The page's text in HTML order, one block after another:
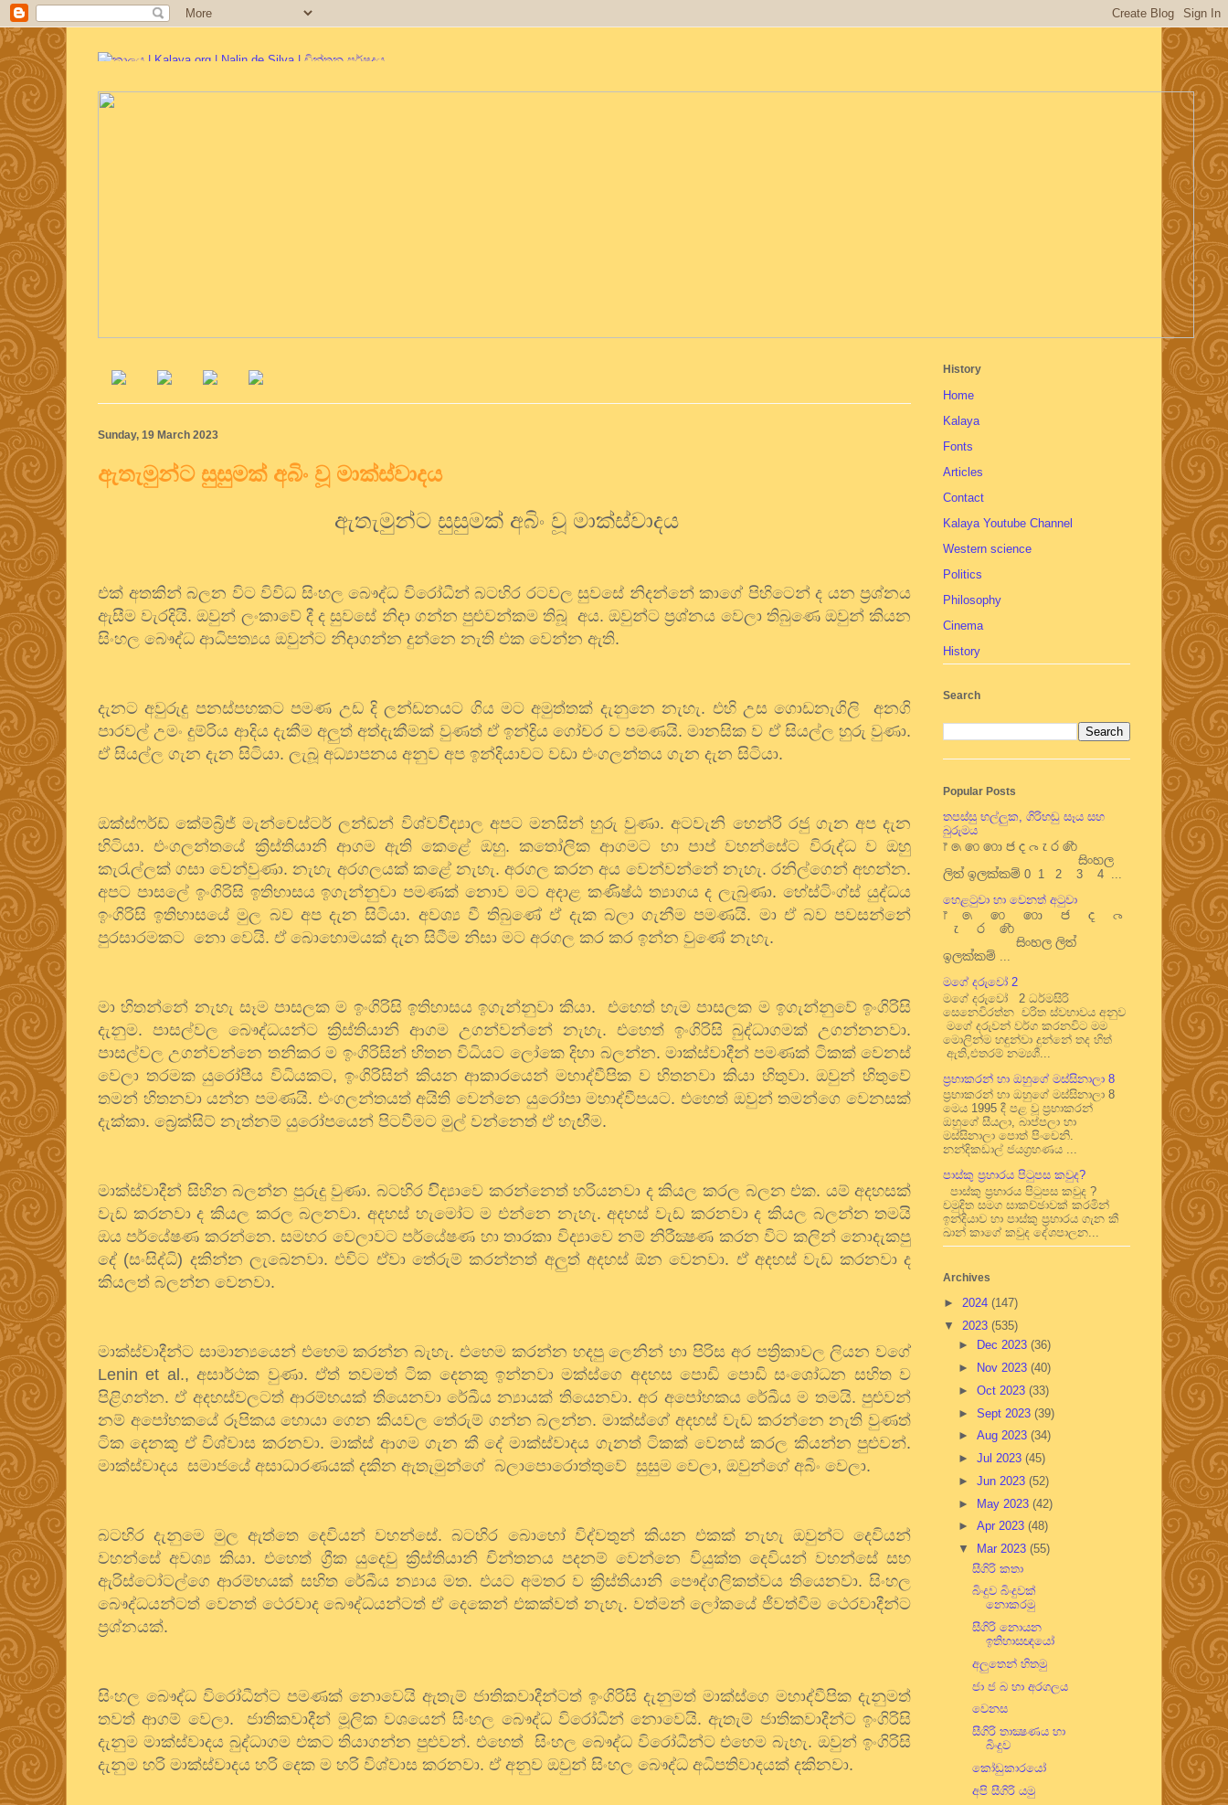
Sunday, 19 March 2023
ඇතැමුන්ට සුසුමක් අබිං වූ මාක්ස්වාදය
ඇතැමුන්ට සුසුමක් අබිං වූ මාක්ස්වාදය
එක් අතකින් බලන විට විවිධ සිංහල බෞද්ධ විරෝධීන් බටහිර රටවල සුවසේ නිදන්නේ කාගේ පිහිටෙන් ද යන ප්‍රශ්නය
ඇසීම වැරදියි.ඔවුන් ලංකාවේ දී ද සුවසේ නිදා ගන්න පුළුවන්කම තිබූ අය.ඔවුන්ට ප්‍රශ්නය වෙලා තිබුණෙ ඔවුන් කියන
සිංහල බෞද්ධ ආධිපත්‍යය ඔවුන්ට නිදාගන්න දුන්නෙ නැති එක වෙන්න ඇති.
දැනට අවුරුදු පනස්පහකට පමණ උඩ දි ලන්ඩනයට ගිය මට අමුත්තක් දැනුනෙ නැහැ. එහි උස ගොඩනැගිලි
අනගි
පාරවල් උමං දුම්රිය ආදිය දැකීම අලුත් අත්දැකීමක් වුණත් ඒ ඉන්ද්‍රිය ගෝචර ව පමණයි.මානසික ව ඒ සියල්ල හුරු වුණා.
ඒ සියල්ල ගැන දැන සිටියා. ලැබූ අධ්‍යාපනය අනුව අප ඉන්දියාවට වඩා එංගලන්තය ගැන දැන සිටියා.
ඔක්ස්ෆර්ඩ් කේම්බ්‍රිජ් මැන්චෙස්ටර් ලන්ඩන් විශ්වවිිද්‍යාල අපට මනසින් හුරු වුණා.අටවැනි හෙන්රි රජු ගැන අප දැන
හිටියා.එංගලන්තයේ ක්‍රිස්තියානි ආගම ඇති කෙළේ ඔහු.කතෝලික ආගමට හා පාප් වහන්සේට විරුද්ධ ව ඔහු
කැරැල්ලක් ගසා වෙන්වුණා.නැහැ අරගලයක් කළේ නැහැ.අරගල කරන අය වෙන්වන්නේ නැහැ. රනිල්ගෙන් අහන්න.
අපට පාසලේ ඉංගිරිසි ඉතිහාසය ඉගැන්නුවා පමණක් නොව මට අදාළ කණිෂ්ඨ ත්‍යාගය ද ලැබුණා.හේස්ටිංග්ස් යුද්ධය
ඉංගිරිසි ඉතිහාසයේ මුල බව අප දැන සිටියා. අවශ්‍ය වී තිබුණේ ඒ දැක බලා ගැනීම පමණයි. මා ඒ බව පවසන්නේ
පුරසාරමකට නො වෙයි. ඒ බොහොමයක් දැන සිටීම නිසා මට අරගල කර කර ඉන්න වුණේ නැහැ.
මා හිතන්නේ නැහැ සෑම පාසලක ම ඉංගිරිසි ඉතිහාසය ඉගැන්නුවා කියා. එහෙත් හැම පාසලක ම ඉගැන්නුවේ ඉංගිරිසි
දැනුම. පාසල්වල බෞද්ධයන්ට ක්‍රිස්තියානි ආගම උගන්වන්නේ නැහැ. එහෙත් ඉංගිරිසි බුද්ධාගමක් උගන්නනවා.
පාසල්වල උගන්වන්නෙ තනිකර ම ඉංගිරිසින් හිතන විධියට ලෝකෙ දිහා බලන්න. මාක්ස්වාදීන් පමණක් ටිකක් වෙනස්
වෙලා තරමක යුරෝපීය විධියකට, ඉංගිරිසින් කියන ආකාරයෙන් මහාද්වීපික ව හිතනවා කියා හිතුවා.ඔවුන් හිතුවේ
තමන් හිතනවා යන්න පමණයි. එංගලන්තයත් අයිති වෙන්නෙ යුරෝපා මහාද්වීපයට.එහෙත් ඔවුන් තමන්ගෙ වෙනසක්
දැක්කා. බ්‍රෙක්සිට් නැත්නම් යුරෝපයෙන් පිටවීමට මුල් වන්නෙත් ඒ හැඟීම.
මාක්ස්වාදීන් සිහින බලන්න පුරුදු වුණා. බටහිර විිද්‍යාවෙ කරන්නෙත් හරියනවා ද කියල කරල බලන එක. යම් අදහසක්
වැඩ කරනවා ද කියල කරල බලනවා. අදහස් හැමෝට ම එන්නෙ නැහැ.අදහස් වැඩ කරනවා ද කියල බලන්න තමයි
ඔය පර්යේෂණ කරන්නෙ.සමහර වෙලාවට පර්යේෂණ හා තාරකා විද්‍යාවෙ නම් නිරීක්‍ෂණ කරන විට කලින් නොදැකපු
දේ (සංසිද්ධි) දකින්න ලැබෙනවා.එවිට ඒවා තේරුම් කරන්නත් අලුත් අදහස් ඕන වෙනවා. ඒ අදහස් වැඩ කරනවා ද
කියලත් බලන්න වෙනවා.
මාක්ස්වාදීන්ට සාමාන්‍යයෙන් එහෙම කරන්න බැහැ. එහෙම කරන්න හදපු ලෙනින් හා පිරිස අර පත්‍රිකාවල ලියන වගේ
Lenin et al.,අසාර්ථක වුණා.ඒත් තවමත් ටික දෙනකු ඉන්නවා මක්ස්ගෙ අදහස පොඩි පොඩි සංශෝධන සහිත ව
පිළිගන්න.ඒ අදහස්වලටත් ආරම්භයක් තියෙනවා රේඛීය න්‍යායක් තියෙනවා.අර අපෝහකය රේඛීය ම තමයි.පුළුවන්
නම් අපෝහකයේ රූපිකය හොයා ගෙන කියවල තේරුම් ගන්න බලන්න.මාක්ස්ගේ අදහස් වැඩ කරන්නෙ නැති වුණත්
ටික දෙනකු ඒ විශ්වාස කරනවා.මාක්ස් ආගම ගැන කී දේ මාක්ස්වාදය ගැනත් ටිකක් වෙනස් කරල කියන්න පුළුවන්.
මාක්ස්වාදය සමාජයේ අසාධාරණයක් දකින ඇතැමුන්ගේ බලාපොරොත්තුවේ සුසුම වෙලා, ඔවුන්ගේ අබිං වෙලා.
බටහිර දැනුමෙ මුල ඇත්තෙ දෙවියන් වහන්සේ.බටහිර බොහෝ විද්වතුන් කියන එකක් නැහැ ඔවුන්ට දෙවියන්
වහන්සේ අවශ්‍ය කියා.එහෙත් ග්‍රීක යුදෙවු ක්‍රිස්තියානි චින්තනය පදනම් වෙන්නෙ වියුක්ත දෙවියන් වහන්සේ සහ
ඇරිස්ටෝටල්ගෙ ආරම්භයක් සහිත රේඛීය න්‍යාය මත. එයට අමතර ව ක්‍රිස්තියානි පෞද්ගලිකත්වය තියෙනවා. සිංහල
බෞද්ධයන්ටත් වෙනත් ථෙරවාද බෞද්ධයන්ටත් ඒ දෙකෙන් එකක්වත් නැහැ. වත්මන් ලෝකයේ ජීවත්වීම ථෙරවාදීන්ට
ප්‍රශ්නයක්.
සිංහල බෞද්ධ විරෝධීන්ට පමණක් නොවෙයි ඇතැම් ජාතිකවාදීන්ටත් ඉංගිරිසි දැනුමත් මාක්ස්ගෙ මහාද්වීපික දැනුමත්
තවත් ආගම් වෙලා. ජාතිකවාදීන් මූලික වශයෙන් සිංහල බෞද්ධ විරෝධීන් නොවෙයි.ඇතැම් ජාතිකවාදීන්ට ඉංගිරිසි
දැනුම මාක්ස්වාදය බුද්ධාගම එකට තියාගන්න පුළුවන්.එහෙත් සිංහල බෞද්ධ විරෝධීන්ට එහෙම බැහැ.ඔවුන් ඉංගිරිසි
දැනුම හරි මාක්ස්වාදය හරි දෙක ම හරි විශ්වාස කරනවා. ඒ අනුව ඔවුන් සිංහල බෞද්ධ අධිපතිවාදයක් දකිනවා.
History
Home
Kalaya
Fonts
Articles
Contact
Kalaya Youtube Channel
Western science
Politics
Philosophy
Cinema
History
Search
Popular Posts
තපස්සු භල්ලුක, ගිරිහඬු සෑය සහ
බුරුමය
෦ ෧ ෨ ෩ ෪ ෫ ෬ ෭ ෮ ෯
සිංහල
ලිත් ඉලක්කම් 0 1 2 3 4 ...
හෙළටුවා හා වෙනත් අටුවා
෦ ෧ ෨ ෩ ෪ ෫ ෬
෭ ෮ ෯
සිංහල ලිත්
ඉලක්කම් ...
මගේ දරුවෝ 2
මගේ දරුවෝ 2 ධර්මසිරි
සෙනෙවිරත්න චරිත ස්වභාවය අනුව
මගේ දරුවන් වර්ග කරනවිට මම
මොලින්ම හඳුන්වා දුන්නේ තද හිත්
ඇති,එතරම් නම්‍යශී...
ප්‍රභාකරන් හා ඔහුගේ මස්සිනාලා 8
ප්‍රභාකරන් හා ඔහුගේ මස්සිනාලා 8
මෙය 1995 දී පළ වූ ප්‍රභාකරන්
ඔහුගේ සීයලා, බාප්පලා හා
මස්සිනාලා පොත් පිංචෙනි.
නන්දිකඩාල් ජයග්‍රහණය ...
පාස්කු ප්‍රහාරය පිටුපස කවුද?
පාස්කු ප්‍රහාරය පිටුපස කවුද ?
චමුදිත සමග සාකච්ඡාවක් කරමින්
ඉන්දියාව හා පාස්කු ප්‍රහාරය ගැන කී
ඛාන් කාගේ කවුද දේශපාලන...
Archives
► 2024 (147)
▼ 2023 (535)
►
Dec 2023 (36)
►
Nov 2023 (40)
► Oct 2023 (33)
► Sept 2023 (39)
► Aug 2023 (34)
► Jul 2023 (45)
► Jun 2023 (52)
► May 2023 (42)
► Apr 2023 (48)
▼
Mar 2023 (55)
සීගිරි කතා
බිංදුව බිංදුවක්
නොකරමු
සීගිරි නොයන
ඉතිහාසඥයෝ
අලුතෙන් හිතමු
ජා ජ බ හා අරගලය
වෙනස
සීගිරි තාක්‍ෂණය හා
බිංදුව
කෝඩුකාරයෝ
අපි සීගිරි යමු